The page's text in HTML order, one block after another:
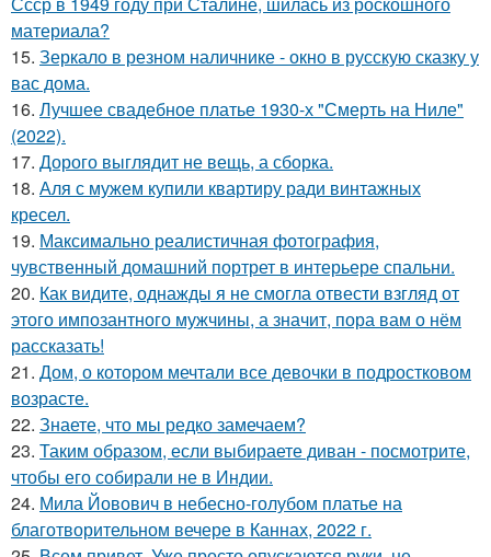
материала?
15. Зеркало в резном наличнике - окно в русскую сказку у
вас дома.
16. Лучшее свадебное платье 1930-х "Смерть на Ниле"
(2022).
17. Дорого выглядит не вещь, а сборка.
18. Аля с мужем купили квартиру ради винтажных
кресел.
19. Максимально реалистичная фотография,
чувственный домашний портрет в интерьере спальни.
20. Как видите, однажды я не смогла отвести взгляд от
этого импозантного мужчины, а значит, пора вам о нём
рассказать!
21. Дом, о котором мечтали все девочки в подростковом
возрасте.
22. Знаете, что мы редко замечаем?
23. Таким образом, если выбираете диван - посмотрите,
чтобы его собирали не в Индии.
24. Мила Йовович в небесно-голубом платье на
благотворительном вечере в Каннах, 2022 г.